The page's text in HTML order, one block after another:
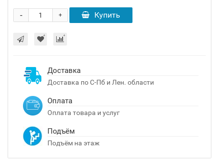
+
- Купить
Доставка
Доставка по С-Пб и Лен. области
Оплата
Оплата товара и услуг
Подъём
Подъём на этаж